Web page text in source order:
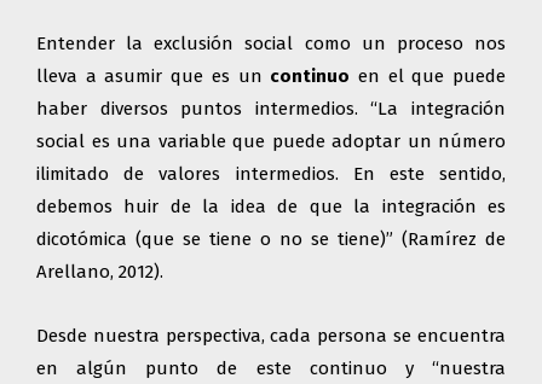
Entender la exclusión social como un proceso nos
lleva a asumir que es un continuo en el que puede
haber diversos puntos intermedios. “La integración
social es una variable que puede adoptar un número
ilimitado de valores intermedios. En este sentido,
debemos huir de la idea de que la integración es
dicotómica (que se tiene o no se tiene)” (Ramírez de
Arellano, 2012).
Desde nuestra perspectiva, cada persona se encuentra
en algún punto de este continuo y “nuestra